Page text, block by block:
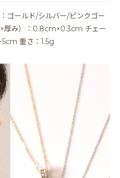
ゴールド/シルバー/ピンクゴー
厚み）：0.8cm×0.3cm チェー
重さ：1.5g